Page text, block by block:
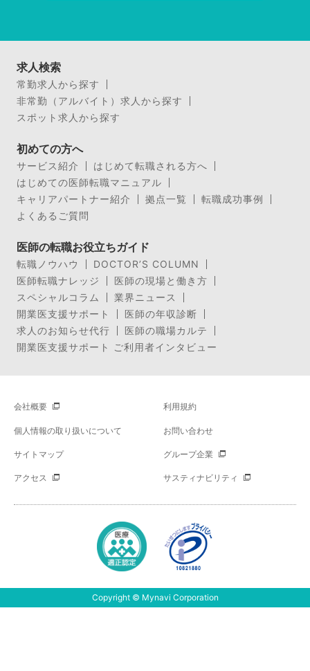
求人検索
常勤求人から探す
非常勤（アルバイト）求人から探す
スポット求人から探す
初めての方へ
サービス紹介
はじめて転職される方へ
はじめての医師転職マニュアル
キャリアパートナー紹介
拠点一覧
転職成功事例
よくあるご質問
医師の転職お役立ちガイド
転職ノウハウ
DOCTOR’S COLUMN
医師転職ナレッジ
医師の現場と働き方
スペシャルコラム
業界ニュース
開業医支援サポート
医師の年収診断
求人のお知らせ代行
医師の職場カルテ
開業医支援サポート ご利用者インタビュー
会社概要 利用規約
個人情報の取り扱いについて お問い合わせ
サイトマップ グループ企業
アクセス サスティナビリティ
Copyright © Mynavi Corporation